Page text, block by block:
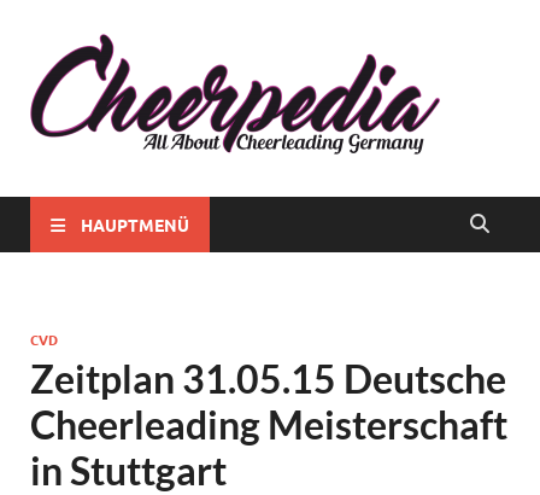
HAUPTMENÜ
CVD
Zeitplan 31.05.15 Deutsche
Cheerleading Meisterschaft
in Stuttgart